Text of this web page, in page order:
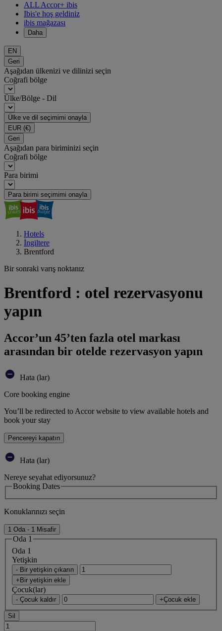
ALL Accor+ ibis
Ibis'e hoş geldiniz
ibis mağazası
Daha
EN
Geri
Aşağıdan ülkenizi ve dilinizi seçin
Coğrafi bölge
Ülke/Bölge - Dil
Ülke ve dil seçimimi onayla
EUR (€)
Geri
Aşağıdan para biriminizi seçin
Coğrafi bölge
Para birimi
Para birimi seçimimi onayla
Hotels
İngiltere
Brentford
Bir sonraki varış noktanız
Brentford : otel rezervasyonu
yapın
Accor’un 45’ten fazla otel markası
arasından bir otelde rezervasyon yapın
Hata (lar)
Core booking engine
You’ll be redirected to Accor website to view available hotels and
book your stay
Pencereyi kapatın
Hata (lar)
Nereye seyahat ediyorsunuz?
Booking Dates
Konuklarınızı seçin
1 Oda - 1 Misafir
Oda 1
Oda 1
Yetişkin
- Bir yetişkin çıkarın
+Bir yetişkin ekle
Çocuk(lar)
- Çocuk kaldır +Çocuk ekle
Sil